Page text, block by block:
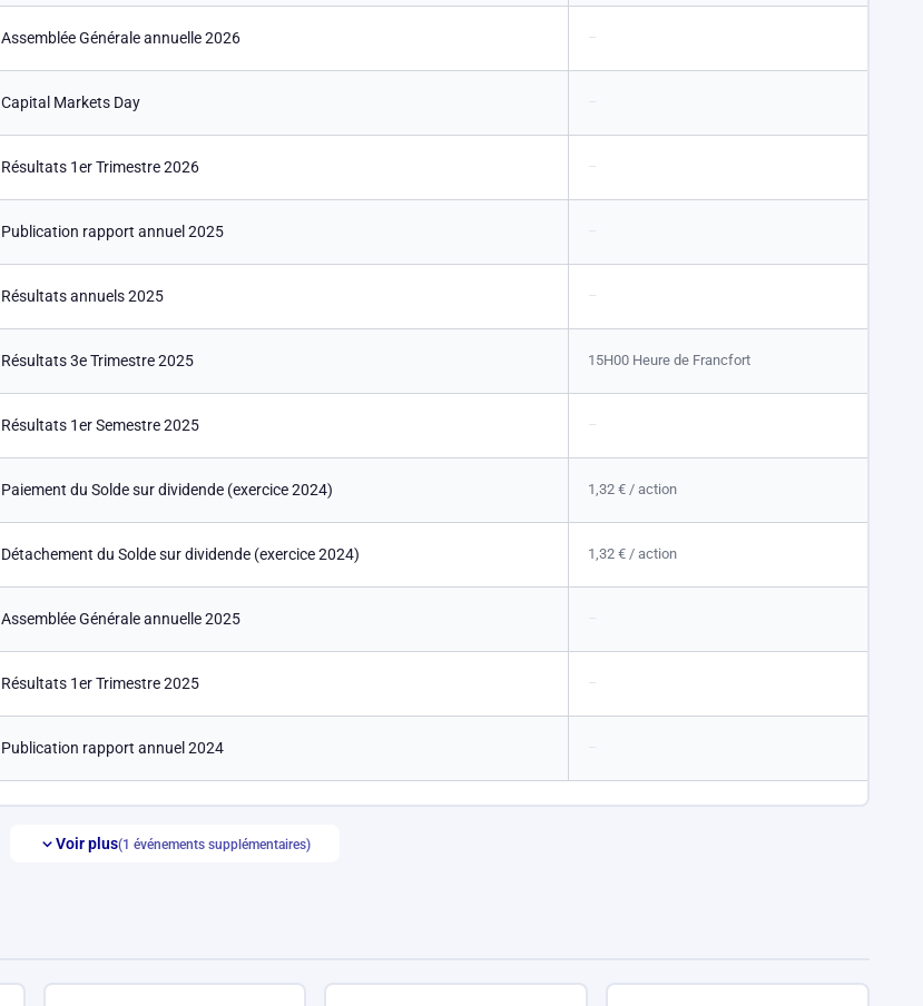
Assemblée Générale annuelle 2026 –
Capital Markets Day
Résultats 1er Trimestre 2026 –
Publication rapport annuel 2025
Résultats annuels 2025 –
Résultats 3e Trimestre 2025 15H00 Heure de Francfort
Résultats 1er Semestre 2025 –
Paiement du Solde sur dividende (exercice 2024) 1,32 € / action
Détachement du Solde sur dividende (exercice 2024) 1,32 € / action
Assemblée Générale annuelle 2025
Résultats 1er Trimestre 2025 –
Publication rapport annuel 2024
Voir plus(1 événements supplémentaires)